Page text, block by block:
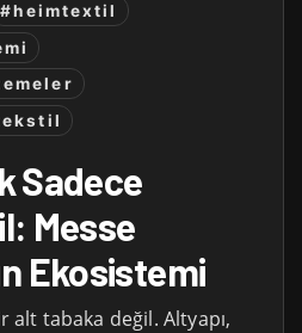
#heimtextil
Sadece
Messe
Ekosistemi
alt tabaka değil. Altyapı,